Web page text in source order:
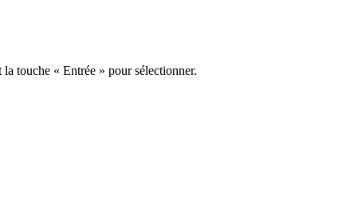
touche « Entrée » pour sélectionner.